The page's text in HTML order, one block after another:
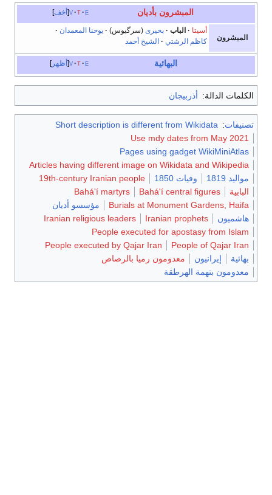
أخف v t e المبشرون بأديان
المبشرون
أسيتا الباب بحيرى (سرگيوس)
يوحنا المعمدان
كاظم الرشتي
الشيخ أحمد
أظهر v t e البهائية
الكلمات الدالة: أذربيجان
تصنيفات:
Short description is different from Wikidata
Use mdy dates from May 2021
Pages using gadget WikiMiniAtlas
Articles having different image on Wikidata and Wikipedia
مواليد 1819
وفيات 1850
19th-century Iranian people
البابية
Bahá'í central figures
Bahá'í martyrs
Burials at Monument Gardens, Haifa
مؤسسو أديان
هاشميون
Iranian prophets
Iranian religious leaders
People executed for apostasy from Islam
People of Qajar Iran
People executed by Qajar Iran
بهائية
إيرانيون
معدومون رميا بالرصاص
معدومون بتهمة الهرطقة